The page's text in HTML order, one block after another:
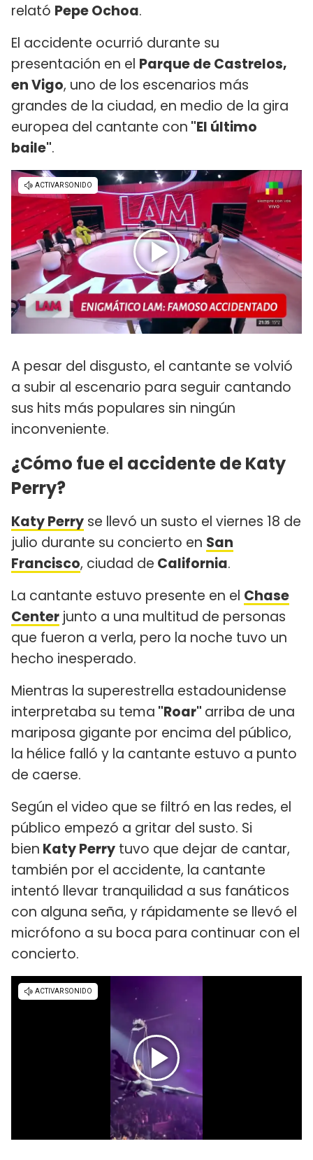
relató Pepe Ochoa.
El accidente ocurrió durante su
presentación en el Parque de Castrelos,
en Vigo, uno de los escenarios más
grandes de la ciudad, en medio de la gira
europea del cantante con "El último
baile".
A pesar del disgusto, el cantante se volvió
a subir al escenario para seguir cantando
sus hits más populares sin ningún
inconveniente.
¿Cómo fue el accidente de Katy
Perry?
Katy Perry se llevó un susto el viernes 18 de
julio durante su concierto en San
Francisco, ciudad de California.
La cantante estuvo presente en el Chase
Center junto a una multitud de personas
que fueron a verla, pero la noche tuvo un
hecho inesperado.
Mientras la superestrella estadounidense
interpretaba su tema "Roar" arriba de una
mariposa gigante por encima del público,
la hélice falló y la cantante estuvo a punto
de caerse.
Según el video que se filtró en las redes, el
público empezó a gritar del susto. Si
bien Katy Perry tuvo que dejar de cantar,
también por el accidente, la cantante
intentó llevar tranquilidad a sus fanáticos
con alguna seña, y rápidamente se llevó el
micrófono a su boca para continuar con el
concierto.